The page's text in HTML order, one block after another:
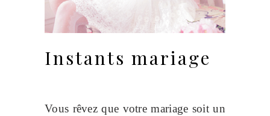
Instants mariage
Vous rêvez que votre mariage soit un